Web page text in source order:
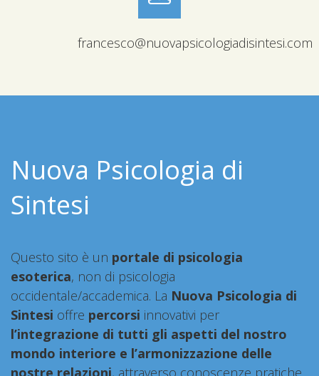
francesco@nuovapsicologiadisintesi.com
Nuova Psicologia di
Sintesi
Questo sito è un portale di psicologia
esoterica, non di psicologia
occidentale/accademica. La Nuova Psicologia di
Sintesi offre percorsi innovativi per
l’integrazione di tutti gli aspetti del nostro
mondo interiore e l’armonizzazione delle
nostre relazioni, attraverso conoscenze pratiche